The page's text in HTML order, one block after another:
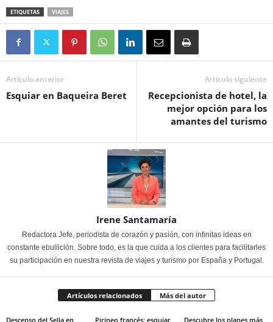
ETIQUETAS VIAJES
Artículo anterior
Esquiar en Baqueira Beret
Artículo siguiente
Recepcionista de hotel, la
mejor opción para los
amantes del turismo
Irene Santamaría
Redactora Jefe, periodista de corazón y pasión, con infinitas ideas en
constante ebullición. Sobre todo, es la que cuida a los clientes para facilitarles
su participación en nuestra revista de viajes y turismo por España y Portugal.
Artículos relacionados Más del autor
Descenso del Sella en Pirineo francés: esquiar Descubre los planes más